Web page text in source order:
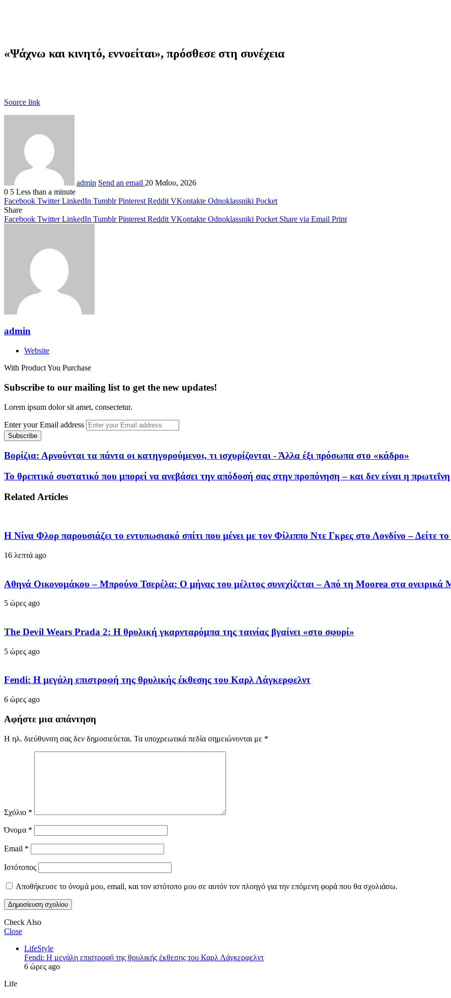
«Ψάχνω και κινητό, εννοείται», πρόσθεσε στη συνέχεια
Source link
admin Send an email 20 Μαΐου, 2026
0 5 Less than a minute
Facebook Twitter LinkedIn Tumblr Pinterest Reddit VKontakte Odnoklassniki Pocket
Share
Facebook Twitter LinkedIn Tumblr Pinterest Reddit VKontakte Odnoklassniki Pocket Share via Email Print
admin
Website
With Product You Purchase
Subscribe to our mailing list to get the new updates!
Lorem ipsum dolor sit amet, consectetur.
Enter your Email address
Βορίζια: Αρνούνται τα πάντα οι κατηγορούμενοι, τι ισχυρίζονται - Άλλα έξι πρόσωπα στο «κάδρο»
Το θρεπτικό συστατικό που μπορεί να ανεβάσει την απόδοσή σας στην προπόνηση – και δεν είναι η πρωτεΐνη
Related Articles
Η Νίνα Φλορ παρουσιάζει το εντυπωσιακό σπίτι που μένει με τον Φίλιππο Ντε Γκρες στο Λονδίνο – Δείτε το
16 λεπτά ago
Αθηνά Οικονομάκου – Μπρούνο Τσερέλα: Ο μήνας του μέλιτος συνεχίζεται – Από τη Moorea στα
5 ώρες ago
The Devil Wears Prada 2: Η θρυλική γκαρνταρόμπα της ταινίας βγαίνει «στο σφυρί»
5 ώρες ago
Fendi: Η μεγάλη επιστροφή της θρυλικής έκθεσης του Καρλ Λάγκερφελντ
6 ώρες ago
Αφήστε μια απάντηση
Η ηλ. διεύθυνση σας δεν δημοσιεύεται. Τα υποχρεωτικά πεδία σημειώνονται με *
Σχόλιο *
Όνομα *
Email *
Ιστότοπος
Αποθήκευσε το όνομά μου, email, και τον ιστότοπο μου σε αυτόν τον πλοηγό για την επόμενη φορά που θα σχολιάσω.
Check Also
Close
LifeStyle
Fendi: Η μεγάλη επιστροφή της θρυλικής έκθεσης του Καρλ Λάγκερφελντ
6 ώρες ago
Life